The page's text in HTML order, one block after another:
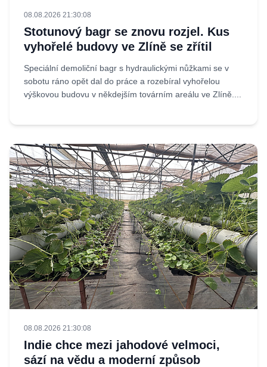
08.08.2026 21:30:08
Stotunový bagr se znovu rozjel. Kus
vyhořelé budovy ve Zlíně se zřítil
Speciální demoliční bagr s hydraulickými nůžkami se v
sobotu ráno opět dal do práce a rozebíral vyhořelou
výškovou budovu v někdejším továrním areálu ve Zlíně....
08.08.2026 21:30:08
Indie chce mezi jahodové velmoci,
sází na vědu a moderní způsob